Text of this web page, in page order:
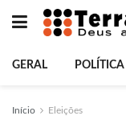
GERAL POLÍTICA
Início Eleições